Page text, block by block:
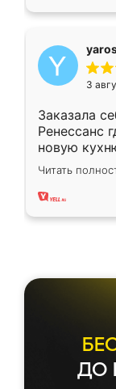
3
Заказала
Ренессанс
новую
вполне
два года,
Читать
ДО